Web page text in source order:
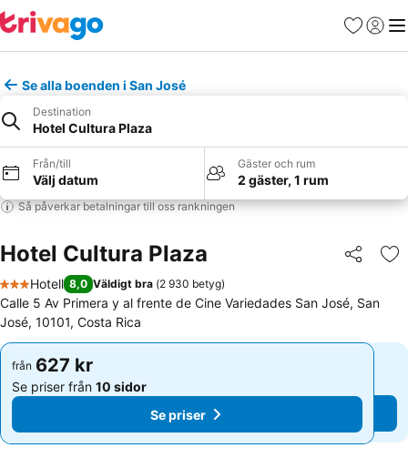
Favoriter
Logga
Se alla boenden i San José
Destination
Hotel Cultura Plaza
Från/till
Välj datum
Gäster och rum
2 gäster, 1 rum
Så påverkar betalningar till oss rankningen
Hotel Cultura Plaza Dela
3 Stjärnor
Hotell 8,0 Väldigt bra (2 930 betyg)
Calle 5 Av Primera y al frente de Cine Variedades San José, San
José, 10101, Costa Rica
från 627 kr
Se priser från 10 sidor
Se priser
från 627 kr
Se priser från 10 sidor
Se priser